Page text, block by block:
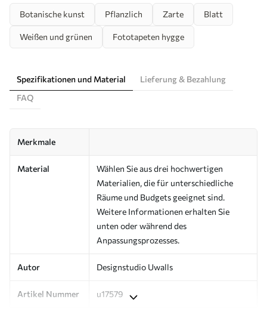
Botanische kunst Pflanzlich Zarte Blatt
Weißen und grünen Fototapeten hygge
Spezifikationen und Material
Lieferung & Bezahlung
FAQ
Merkmale
Material
Wählen Sie aus drei hochwertigen
Materialien, die für unterschiedliche
Räume und Budgets geeignet sind.
Weitere Informationen erhalten Sie
unten oder während des
Anpassungsprozesses.
Autor Designstudio Uwalls
Artikel Nummer u17579